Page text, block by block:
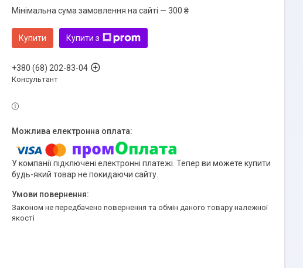
Мінімальна сума замовлення на сайті — 300 ₴
Купити Купити з
+380 (68) 202-83-04
Консультант
У компанії підключені електронні платежі. Тепер ви можете купити
будь-який товар не покидаючи сайту.
Законом не передбачено повернення та обмін даного товару належної
якості